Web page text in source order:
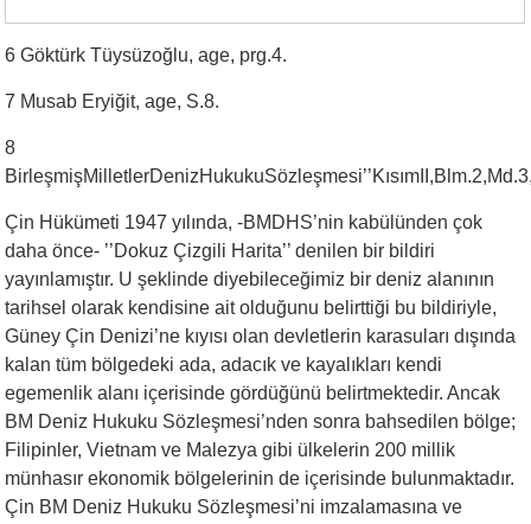
6 Göktürk Tüysüzoğlu, age, prg.4.
7 Musab Eryiğit, age, S.8.
8
Çin Hükümeti 1947 yılında, -BMDHS’nin kabülünden çok
daha önce- ’’Dokuz Çizgili Harita’’ denilen bir bildiri
yayınlamıştır. U şeklinde diyebileceğimiz bir deniz alanının
tarihsel olarak kendisine ait olduğunu belirttiği bu bildiriyle,
Güney Çin Denizi’ne kıyısı olan devletlerin karasuları dışında
kalan tüm bölgedeki ada, adacık ve kayalıkları kendi
egemenlik alanı içerisinde gördüğünü belirtmektedir. Ancak
BM Deniz Hukuku Sözleşmesi’nden sonra bahsedilen bölge;
Filipinler, Vietnam ve Malezya gibi ülkelerin 200 millik
münhasır ekonomik bölgelerinin de içerisinde bulunmaktadır.
Çin BM Deniz Hukuku Sözleşmesi’ni imzalamasına ve